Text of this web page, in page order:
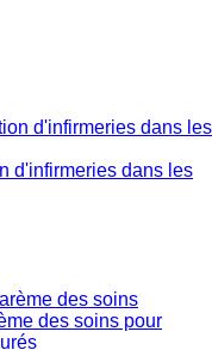
d'infirmeries dans les
des soins pour